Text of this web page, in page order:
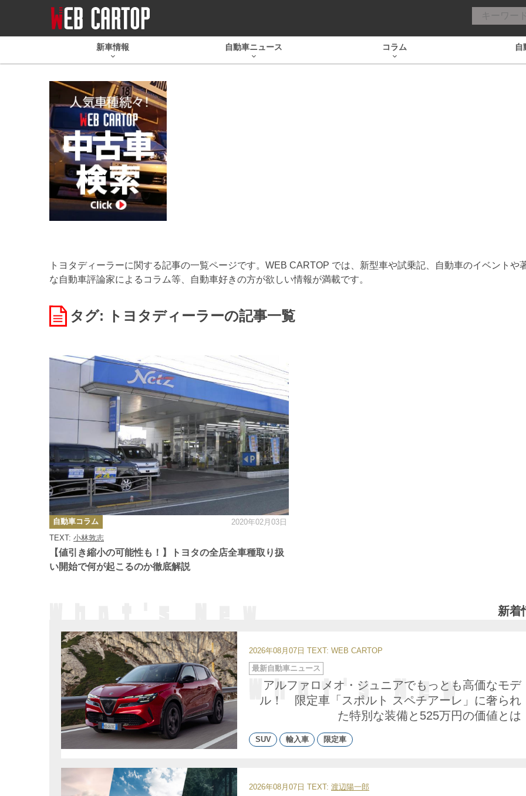
新車情報 自動車ニュース コラム 自
トヨタディーラーに関する記事の一覧ページです。WEB CARTOP では、新型車や試乗記、自動車のイベントや
な自動車評論家によるコラム等、自動車好きの方が欲しい情報が満載です。
タグ: トヨタディーラーの記事一覧
【値引き縮小の可能性も！】トヨタの全店全車種取り扱
い開始で何が起こるのか徹底解説
TEXT: 小林敦志
カ
テ
ゴ
リ
ー
自動車コラム 2020年02月03日
新着
2026年08月07日 TEXT: WEB CARTOP
アルファロメオ・ジュニアでもっとも高価なモデ
ル！ 限定車「スポルト スペチアーレ」に奢られ
た特別な装備と525万円の価値とは
カ
テ
最新自動車ニュース
SUV 輸入車 限定車
2026年08月07日 TEXT: 渡辺陽一郎